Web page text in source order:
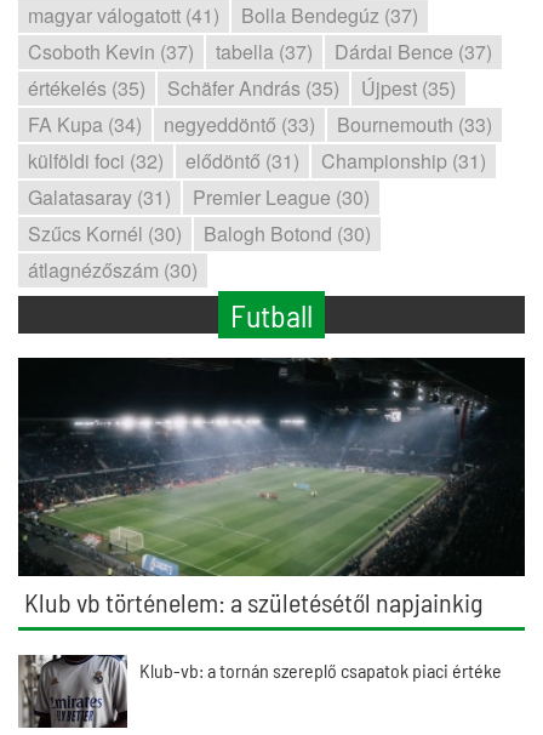
magyar válogatott (41)
Bolla Bendegúz (37)
Csoboth Kevin (37)
tabella (37)
Dárdai Bence (37)
értékelés (35)
Schäfer András (35)
Újpest (35)
FA Kupa (34)
negyeddöntő (33)
Bournemouth (33)
külföldi foci (32)
elődöntő (31)
Championship (31)
Galatasaray (31)
Premier League (30)
Szűcs Kornél (30)
Balogh Botond (30)
átlagnézőszám (30)
Futball
Klub vb történelem: a születésétől napjainkig
Klub-vb: a tornán szereplő csapatok piaci értéke